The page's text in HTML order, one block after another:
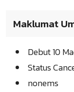
Maklumat
Debut 10
Status
nonems